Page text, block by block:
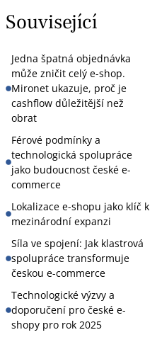
Související
Jedna špatná objednávka
může zničit celý e-shop.
Mironet ukazuje, proč je
cashflow důležitější než
obrat
Férové podmínky a
technologická spolupráce
jako budoucnost české e-
commerce
Lokalizace e-shopu jako klíč k
mezinárodní expanzi
Síla ve spojení: Jak klastrová
spolupráce transformuje
českou e-commerce
Technologické výzvy a
doporučení pro české e-
shopy pro rok 2025